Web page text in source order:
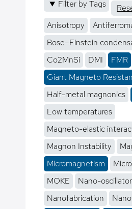
Filter by Tags
Anisotropy
Bose–Einstein
Co2MnSi
DMI
FMR
Giant Magneto
Half-metal magnonics
Low temperatures
Magneto-elastic
Magnon Instability
Micromagnetism
MOKE
Nano-
Nanofabrication